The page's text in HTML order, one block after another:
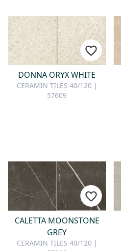
DONNA ORYX WHITE
CERAMIN TILES 40/120 |
57609
CALETTA MOONSTONE
GREY
CERAMIN TILES 40/120 |